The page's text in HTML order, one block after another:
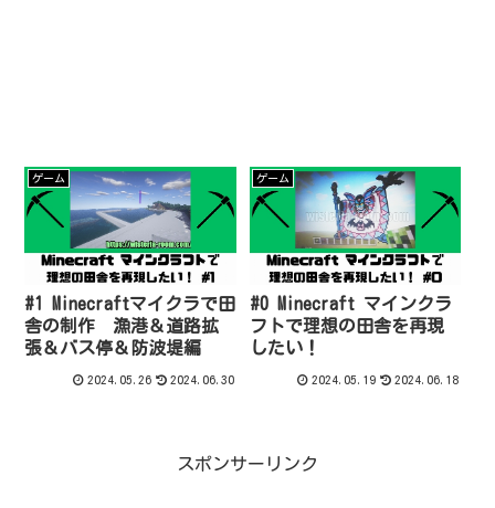
ゲーム
#1 Minecraftマイクラで田
舎の制作 漁港＆道路拡
張＆バス停＆防波堤編
2024.05.26 2024.06.30
ゲーム
#0 Minecraft マインクラ
フトで理想の田舎を再現
したい！
2024.05.19 2024.06.18
スポンサーリンク